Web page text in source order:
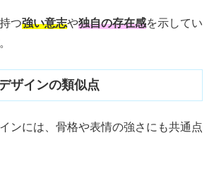
つ強い意志や独自の存在感を示してい
ザインの類似点
ンには、骨格や表情の強さにも共通点